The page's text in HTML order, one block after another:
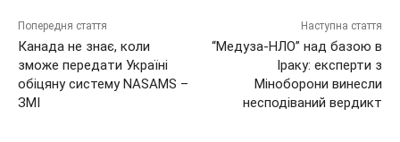
Попередня стаття
Канада не знає, коли
зможе передати Україні
обіцяну систему NASAMS –
ЗМІ
Наступна стаття
“Медуза-НЛО” над базою в
Іраку: експерти з
Міноборони винесли
несподіваний вердикт